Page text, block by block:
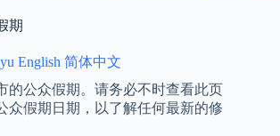
期
English 简体中文
的公众假期。请务必不时查看此页
众假期日期，以了解任何最新的修